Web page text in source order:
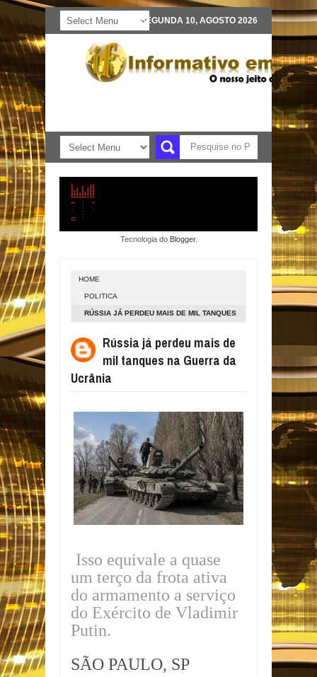
SEGUNDA 10, AGOSTO 2026
Tecnologia do Blogger.
HOME
POLITICA
RÚSSIA JÁ PERDEU MAIS DE MIL TANQUES
Rússia já perdeu mais de
mil tanques na Guerra da
Ucrânia
Isso equivale a quase
um terço da frota ativa
do armamento a serviço
do Exército de Vladimir
Putin.
SÃO PAULO, SP